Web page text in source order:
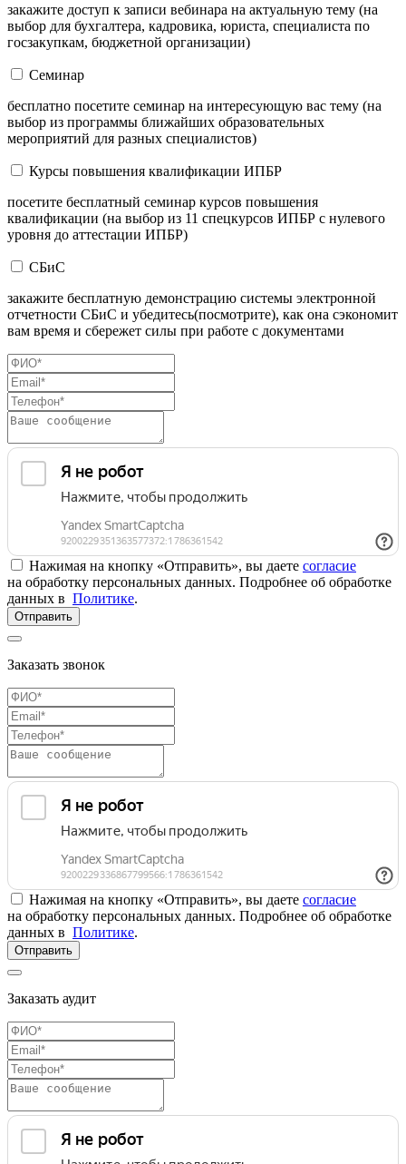
закажите доступ к записи вебинара на актуальную тему (на
выбор для бухгалтера, кадровика, юриста, специалиста по
госзакупкам, бюджетной организации)
Семинар
бесплатно посетите семинар на интересующую вас тему (на
выбор из программы ближайших образовательных
мероприятий для разных специалистов)
Курсы повышения квалификации ИПБР
посетите бесплатный семинар курсов повышения
квалификации (на выбор из 11 спецкурсов ИПБР с нулевого
уровня до аттестации ИПБР)
СБиС
закажите бесплатную демонстрацию системы электронной
отчетности СБиС и убедитесь(посмотрите), как она сэкономит
вам время и сбережет силы при работе с документами
Нажимая на кнопку «Отправить», вы даете согласие
на обработку персональных данных. Подробнее об обработке
данных в Политике.
Отправить
Заказать звонок
Нажимая на кнопку «Отправить», вы даете согласие
на обработку персональных данных. Подробнее об обработке
данных в Политике.
Отправить
Заказать аудит